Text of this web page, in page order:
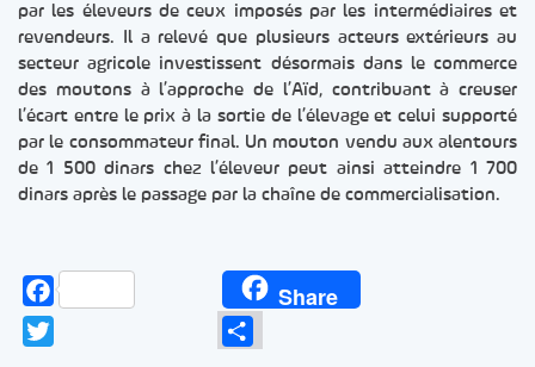
par les éleveurs de ceux imposés par les intermédiaires et
revendeurs. Il a relevé que plusieurs acteurs extérieurs au
secteur agricole investissent désormais dans le commerce
des moutons à l’approche de l’Aïd, contribuant à creuser
l’écart entre le prix à la sortie de l’élevage et celui supporté
par le consommateur final. Un mouton vendu aux alentours
de 1 500 dinars chez l’éleveur peut ainsi atteindre 1 700
dinars après le passage par la chaîne de commercialisation.
Facebook Share